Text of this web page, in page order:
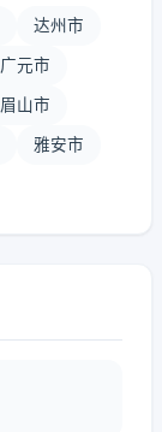
达州市
广元市
眉山市
雅安市